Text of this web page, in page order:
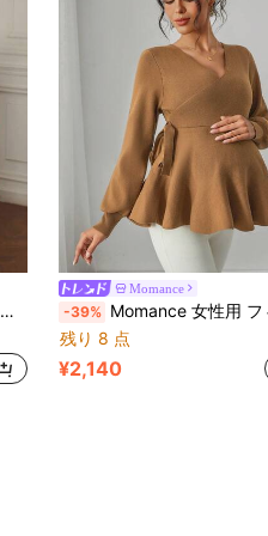
Momance
-39% Momance 女性用 フィットVネック ランタンスリーブ フリルヘム 蝶結びデザイン エレガントなデートナイト用 長
残り 8 点
¥2,140